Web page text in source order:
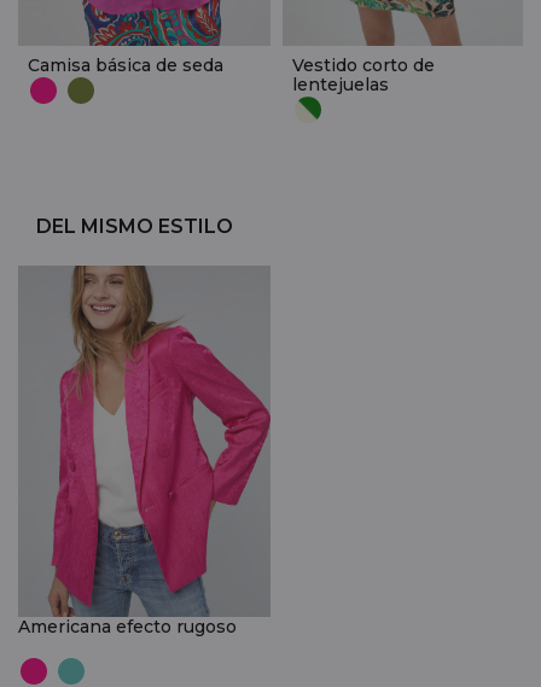
Camisa básica de seda
Vestido corto de
lentejuelas
DEL MISMO ESTILO
Americana efecto rugoso